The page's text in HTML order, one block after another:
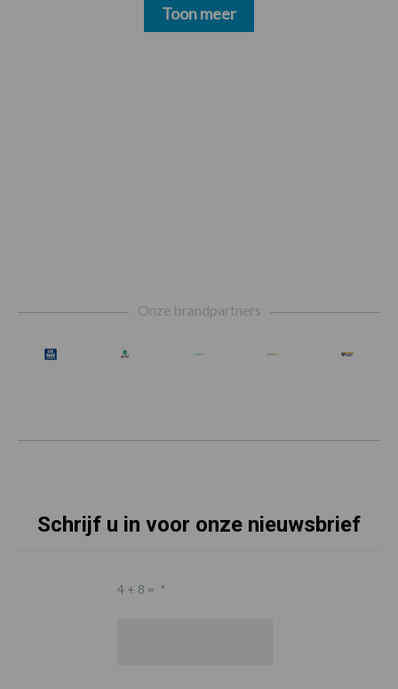
Toon meer
Onze brandpartners
Schrijf u in voor onze nieuwsbrief
4 + 8 = *